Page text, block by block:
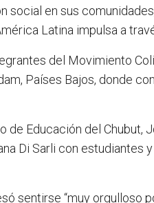
social en sus
Latina impulsa a
del Movimiento
Países Bajos, donde
Educación del Chubut,
Di Sarli con estudiantes
sentirse “muy orgulloso